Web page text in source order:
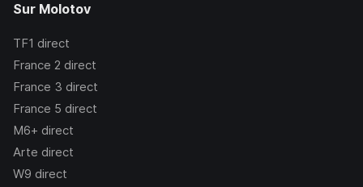
Sur Molotov
TF1 direct
France 2 direct
France 3 direct
France 5 direct
M6+ direct
Arte direct
W9 direct